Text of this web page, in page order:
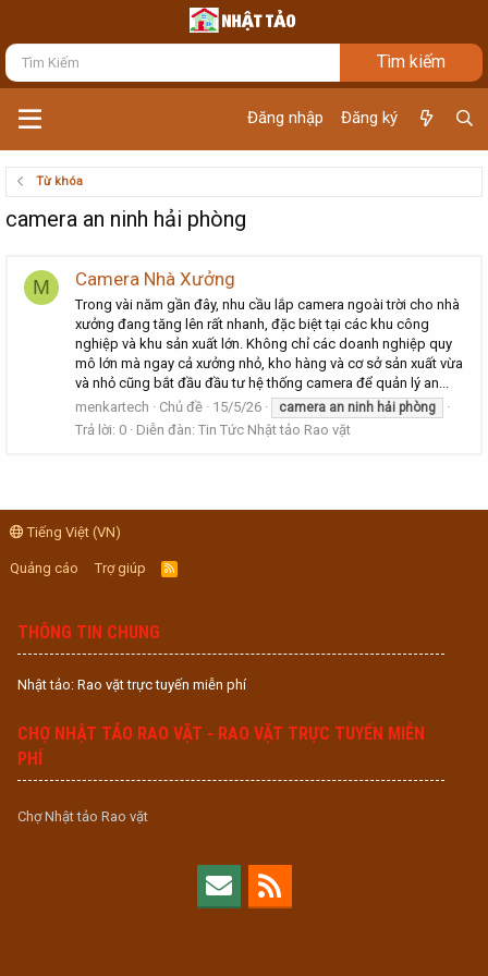
Đăng nhập Đăng ký
Từ khóa
camera an ninh hải phòng
M Camera Nhà Xưởng
Trong vài năm gần đây, nhu cầu lắp camera ngoài trời cho nhà
xưởng đang tăng lên rất nhanh, đặc biệt tại các khu công
nghiệp và khu sản xuất lớn. Không chỉ các doanh nghiệp quy
mô lớn mà ngay cả xưởng nhỏ, kho hàng và cơ sở sản xuất vừa
và nhỏ cũng bắt đầu đầu tư hệ thống camera để quản lý an...
menkartech
Chủ đề 15/5/26 camera an ninh hải phòng
Trả lời: 0 Diễn đàn: Tin Tức Nhật tảo Rao vặt
Tiếng Việt (VN)
Quảng cáo Trợ giúp
R
S
THÔNG TIN CHUNG
Nhật tảo: Rao vặt trực tuyến miễn phí
CHỢ NHẬT TẢO RAO VẶT - RAO VẶT TRỰC TUYẾN MIỄN
PHÍ
Chợ Nhật tảo Rao vặt